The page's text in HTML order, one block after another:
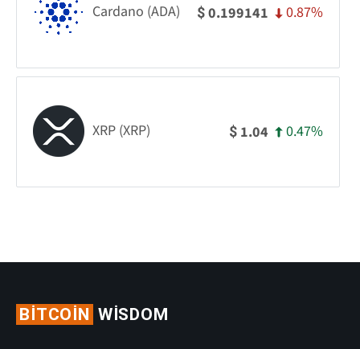
Cardano (ADA) $0.199141 0.87%
XRP (XRP) $ 1.04 0.47%
BITCOIN WISDOM